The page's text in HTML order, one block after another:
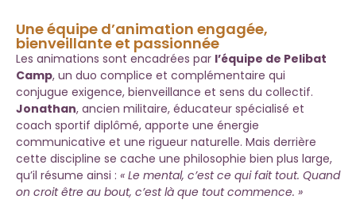
Une équipe d’animation engagée,
bienveillante et passionnée
Les animations sont encadrées par l’équipe de Pelibat
Camp, un duo complice et complémentaire qui
conjugue exigence, bienveillance et sens du collectif.
Jonathan, ancien militaire, éducateur spécialisé et
coach sportif diplômé, apporte une énergie
communicative et une rigueur naturelle. Mais derrière
cette discipline se cache une philosophie bien plus large,
qu’il résume ainsi : « Le mental, c’est ce qui fait tout. Quand
on croit être au bout, c’est là que tout commence. »